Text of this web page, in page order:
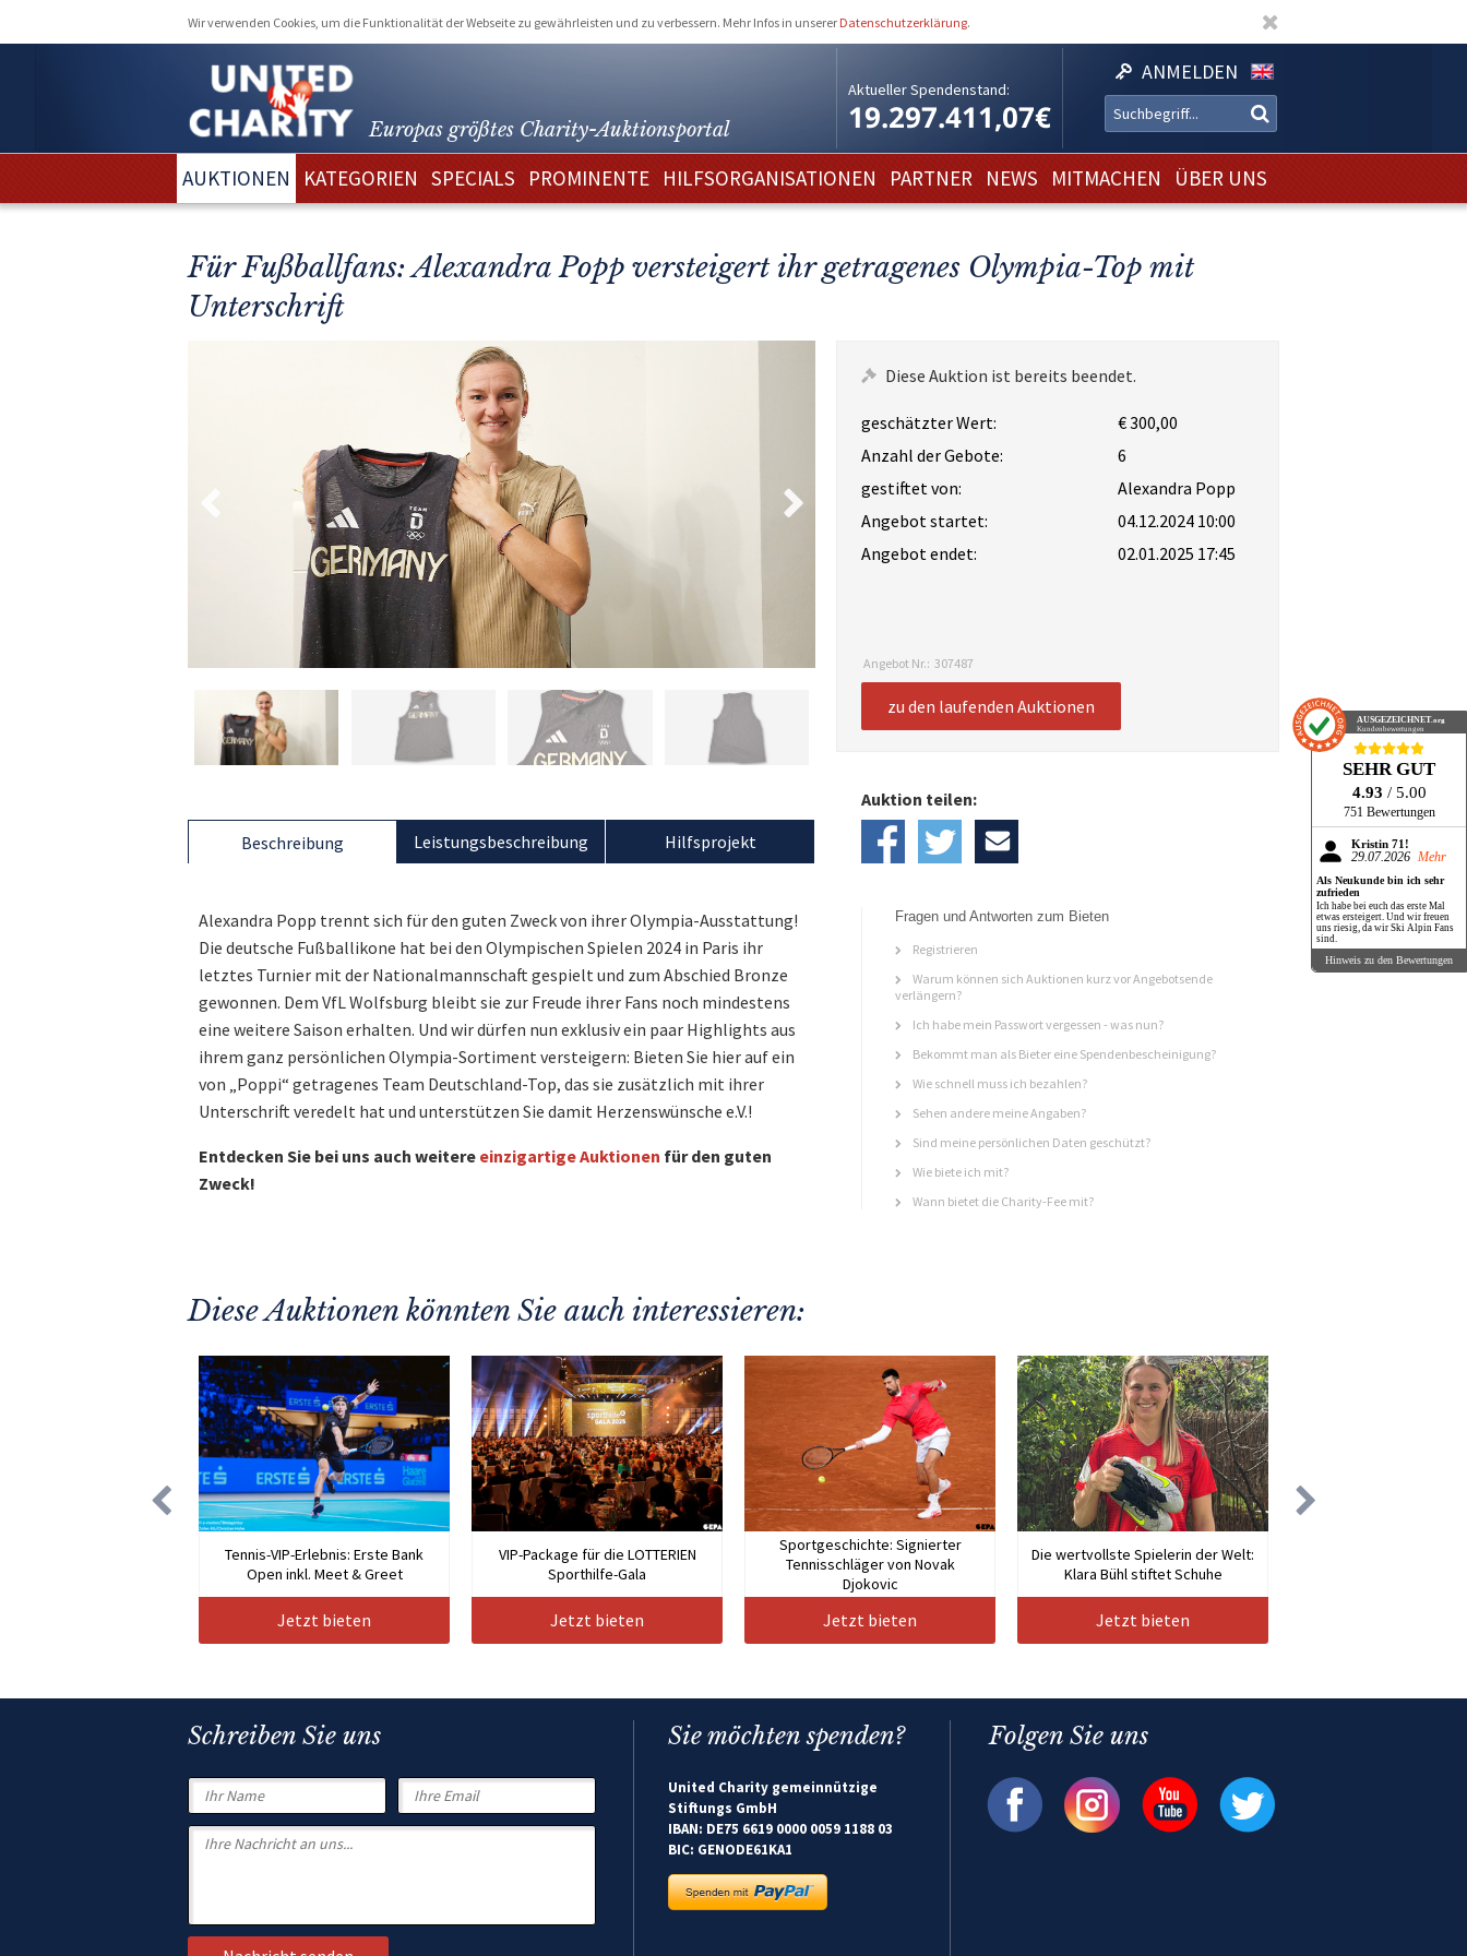
Wir verwenden Cookies, um die Funktionalität der Webseite zu gewährleisten und zu verbessern. Mehr Infos in unserer Datenschutzerklärung.
Europas größtes Charity-Auktionsportal
Aktueller Spendenstand:
19.297.411,07€
ANMELDEN
AUKTIONEN KATEGORIEN SPECIALS PROMINENTE HILFSORGANISATIONEN PARTNER NEWS MITMACHEN ÜBER UNS
Für Fußballfans: Alexandra Popp versteigert ihr getragenes Olympia-Top mit
Unterschrift
Diese Auktion ist bereits beendet.
geschätzter Wert:
€ 300,00
Anzahl der Gebote:
6
gestiftet von:
Alexandra Popp
Angebot startet:
04.12.2024 10:00
Angebot endet:
02.01.2025 17:45
Angebot Nr.: 307487
zu den laufenden Auktionen
Beschreibung
Alexandra Popp trennt sich für den guten Zweck von ihrer Olympia-Ausstattung!
Die deutsche Fußballikone hat bei den Olympischen Spielen 2024 in Paris ihr
letztes Turnier mit der Nationalmannschaft gespielt und zum Abschied Bronze
gewonnen. Dem VfL Wolfsburg bleibt sie zur Freude ihrer Fans noch mindestens
eine weitere Saison erhalten. Und wir dürfen nun exklusiv ein paar Highlights aus
ihrem ganz persönlichen Olympia-Sortiment versteigern: Bieten Sie hier auf ein
von „Poppi“ getragenes Team Deutschland-Top, das sie zusätzlich mit ihrer
Unterschrift veredelt hat und unterstützen Sie damit Herzenswünsche e.V.!
Entdecken Sie bei uns auch weitere einzigartige Auktionen für den guten
Zweck!
Leistungsbeschreibung Hilfsprojekt
Auktion teilen:
Fragen und Antworten zum Bieten
Registrieren
Warum können sich Auktionen kurz vor Angebotsende
verlängern?
Ich habe mein Passwort vergessen - was nun?
Bekommt man als Bieter eine Spendenbescheinigung?
Wie schnell muss ich bezahlen?
Sehen andere meine Angaben?
Sind meine persönlichen Daten geschützt?
Wie biete ich mit?
Wann bietet die Charity-Fee mit?
Diese Auktionen könnten Sie auch interessieren:
Tennis-VIP-Erlebnis: Erste Bank
Open inkl. Meet & Greet
Jetzt bieten
VIP-Package für die LOTTERIEN
Sporthilfe-Gala
Jetzt bieten
Sportgeschichte: Signierter
Tennisschläger von Novak
Djokovic
Jetzt bieten
Die wertvollste Spielerin der Welt:
Klara Bühl stiftet Schuhe
Jetzt bieten
Schreiben Sie uns Sie möchten spenden?
United Charity gemeinnützige
Stiftungs GmbH
IBAN: DE75 6619 0000 0059 1188 03
BIC: GENODE61KA1
Folgen Sie uns
AUSGEZEICHNET.org
Kundenbewertungen
SEHR GUT
4.93 / 5.00
751 Bewertungen
Kristin 71!
29.07.2026 Mehr
Als Neukunde bin ich sehr
zufrieden
Ich habe bei euch das erste Mal
etwas ersteigert. Und wir freuen
uns riesig, da wir Ski Alpin Fans
sind.
Hinweis zu den Bewertungen